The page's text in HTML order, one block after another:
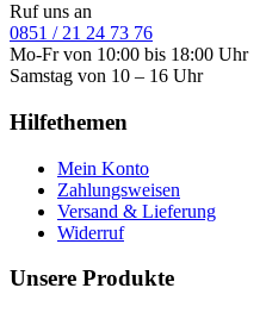
Ruf uns an
0851 / 21 24 73 76
Mo-Fr von 10:00 bis 18:00 Uhr
Samstag von 10 – 16 Uhr
Hilfethemen
Mein Konto
Zahlungsweisen
Versand & Lieferung
Widerruf
Unsere Produkte